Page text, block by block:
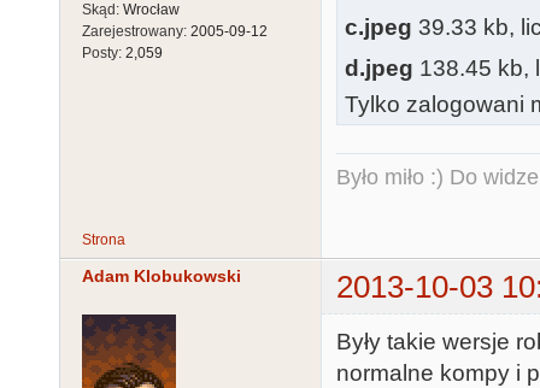
Skąd: Wrocław
Zarejestrowany: 2005-09-12
Posty: 2,059
c.jpeg 39.33 kb,
d.jpeg 138.45 kb,
Tylko zalogowani
Było miło :) Do
Strona
Adam Klobukowski 2013-10-03
Były takie wersje
normalne kompy i